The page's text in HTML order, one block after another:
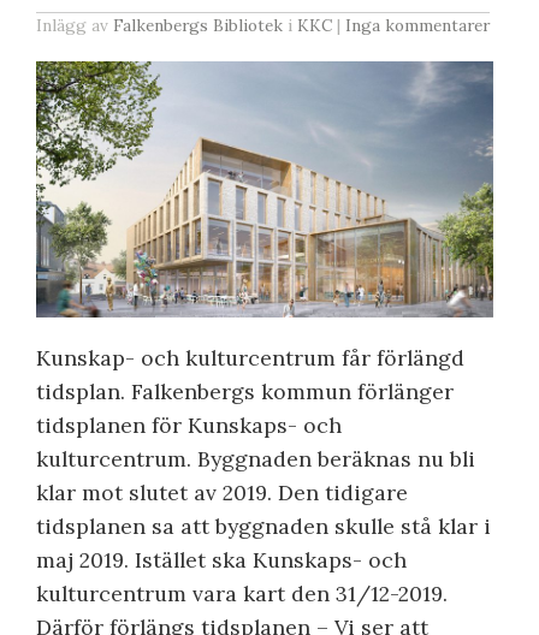
Inlägg av Falkenbergs Bibliotek i KKC | Inga kommentarer
Kunskap- och kulturcentrum får förlängd
tidsplan. Falkenbergs kommun förlänger
tidsplanen för Kunskaps- och
kulturcentrum. Byggnaden beräknas nu bli
klar mot slutet av 2019. Den tidigare
tidsplanen sa att byggnaden skulle stå klar i
maj 2019. Istället ska Kunskaps- och
kulturcentrum vara kart den 31/12-2019.
Därför förlängs tidsplanen – Vi ser att